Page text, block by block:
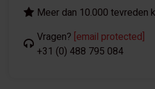
Meer dan 10.000 tevreden
Vragen? [email protected]
+31 (0) 488 795 084